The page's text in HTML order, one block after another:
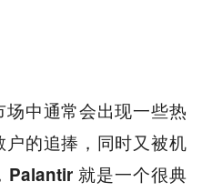
中通常会出现一些热
的追捧，同时又被机
Palantir 就是一个很典